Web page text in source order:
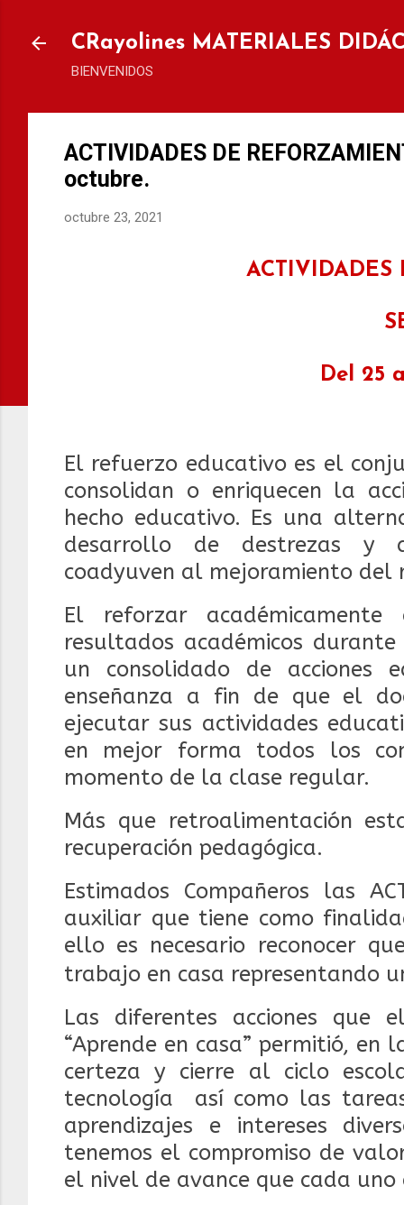
CRayolines MATERIALES
BIENVENIDOS
ACTIVIDADES DE
octubre.
octubre 23, 2021
Del 25
El refuerzo educativo es el
consolidan o enriquecen la
hecho educativo. Es una
desarrollo de destrezas y
coadyuven al mejoramiento del
El reforzar
resultados académicos
un consolidado de acciones
enseñanza a fin de que el
ejecutar sus actividades
en mejor forma todos los
momento de la clase regular.
Más que retroalimentación
recuperación pedagógica.
Estimados Compañeros las
auxiliar que tiene como
ello es necesario reconocer
trabajo en casa representando
Las diferentes acciones que
“Aprende en casa” permitió,
certeza y cierre al ciclo
tecnología
así como las
aprendizajes e intereses
tenemos el compromiso de
el nivel de avance que cada uno